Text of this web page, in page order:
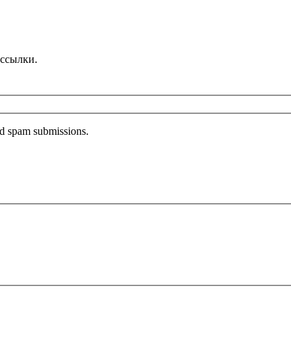
spam submissions.